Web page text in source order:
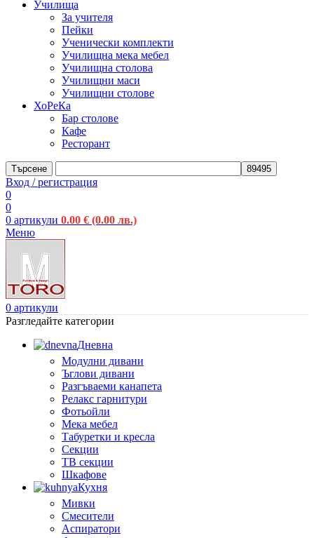
Училища
За учителя
Пейки
Ученически комплекти
Училищна мека мебел
Училищна столова
Училищни маси
Училищни столове
ХоРеКа
Бар столове
Кафе
Ресторант
Търсене
Вход / регистрация
0
0
0 артикули 0.00 € (0.00 лв.)
Меню
0 артикули
Разгледайте категории
Дневна
Модулни дивани
Ъглови дивани
Разгъваеми канапета
Релакс гарнитури
Фотьойли
Мека мебел
Табуретки и кресла
Секции
ТВ секции
Шкафове
Кухня
Мивки
Смесители
Аспиратори